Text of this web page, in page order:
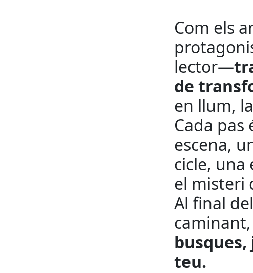
Com els
lector—
de
en llum,
Cada pas
escena,
cicle, una
el misteri
Al final
teu.